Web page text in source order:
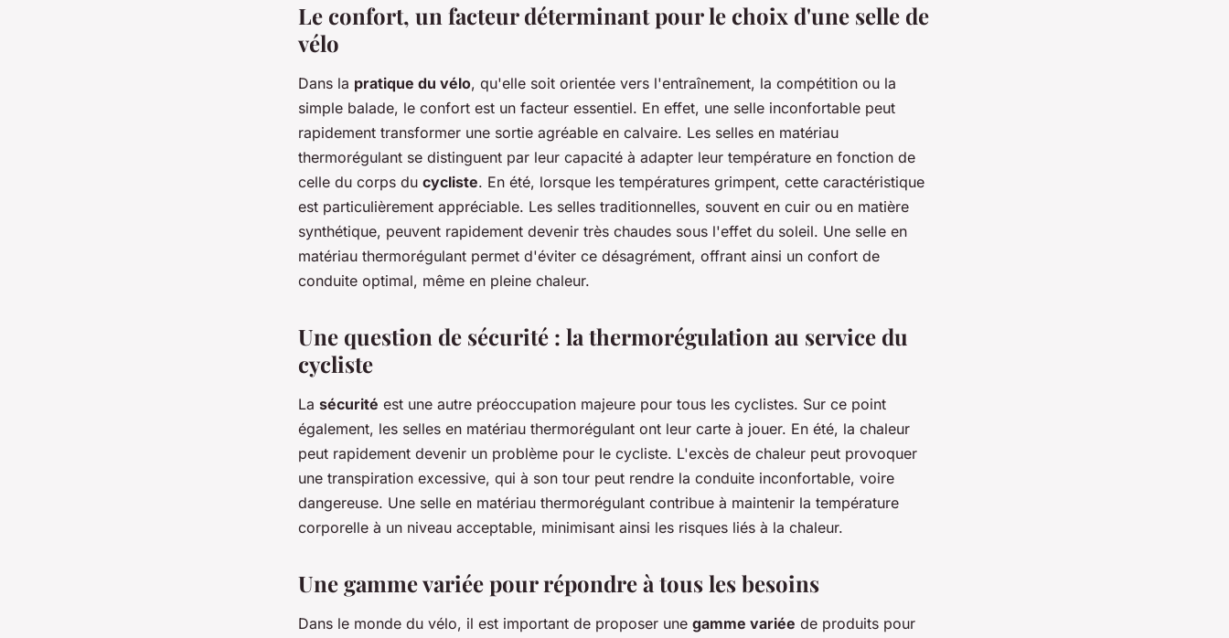
Le confort, un facteur déterminant pour le choix d'une selle de
vélo
Dans la pratique du vélo, qu'elle soit orientée vers l'entraînement, la compétition ou la
simple balade, le confort est un facteur essentiel. En effet, une selle inconfortable peut
rapidement transformer une sortie agréable en calvaire. Les selles en matériau
thermorégulant se distinguent par leur capacité à adapter leur température en fonction de
celle du corps du cycliste. En été, lorsque les températures grimpent, cette caractéristique
est particulièrement appréciable. Les selles traditionnelles, souvent en cuir ou en matière
synthétique, peuvent rapidement devenir très chaudes sous l'effet du soleil. Une selle en
matériau thermorégulant permet d'éviter ce désagrément, offrant ainsi un confort de
conduite optimal, même en pleine chaleur.
Une question de sécurité : la thermorégulation au service du
cycliste
La sécurité est une autre préoccupation majeure pour tous les cyclistes. Sur ce point
également, les selles en matériau thermorégulant ont leur carte à jouer. En été, la chaleur
peut rapidement devenir un problème pour le cycliste. L'excès de chaleur peut provoquer
une transpiration excessive, qui à son tour peut rendre la conduite inconfortable, voire
dangereuse. Une selle en matériau thermorégulant contribue à maintenir la température
corporelle à un niveau acceptable, minimisant ainsi les risques liés à la chaleur.
Une gamme variée pour répondre à tous les besoins
Dans le monde du vélo, il est important de proposer une gamme variée de produits pour